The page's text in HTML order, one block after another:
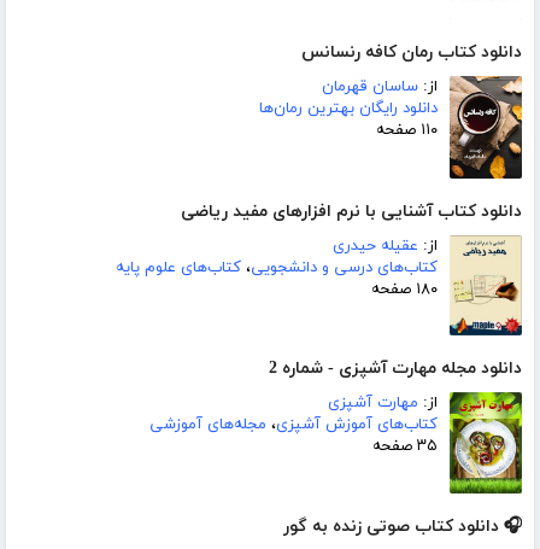
دانلود کتاب رمان کافه رنسانس
از: ساسان قهرمان
دانلود رایگان بهترین رمان‌ها
۱۱۰ صفحه
دانلود کتاب آشنایی با نرم افزارهای مفید ریاضی
از: عقیله حیدری
کتاب‌های درسی و دانشجویی، کتاب‌های علوم پایه
۱۸۰ صفحه
دانلود مجله مهارت آشپزی - شماره 2
از: مهارت آشپزی
کتاب‌های آموزش آشپزی، مجله‌های آموزشی
۳۵ صفحه
🎧 دانلود کتاب صوتی زنده به گور